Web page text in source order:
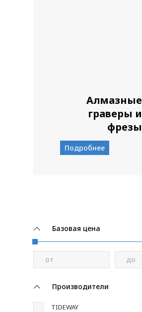
Алмазные
граверы и
фрезы
Подробнее
Базовая цена
от до
Производители
TIDEWAY